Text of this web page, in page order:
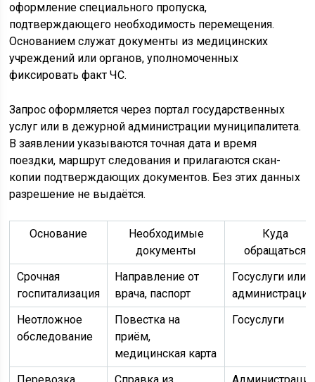
оформление специального пропуска,
подтверждающего необходимость перемещения.
Основанием служат документы из медицинских
учреждений или органов, уполномоченных
фиксировать факт ЧС.
Запрос оформляется через портал государственных
услуг или в дежурной администрации муниципалитета.
В заявлении указываются точная дата и время
поездки, маршрут следования и прилагаются скан-
копии подтверждающих документов. Без этих данных
разрешение не выдаётся.
Основание
Необходимые
документы
Куда
обращаться
Срочная
госпитализация
Направление от
врача, паспорт
Госуслуги или
администрация
Неотложное
обследование
Повестка на
приём,
медицинская карта
Госуслуги